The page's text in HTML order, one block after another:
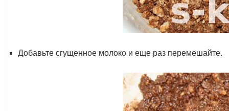
Добавьте сгущенное молоко и еще раз перемешайте.